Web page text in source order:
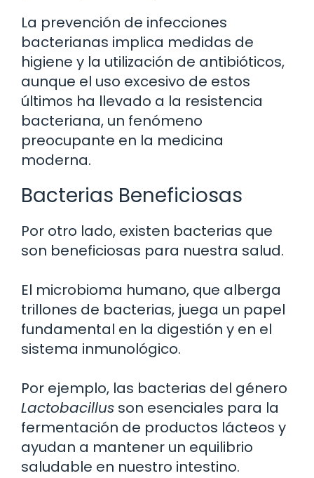
La prevención de infecciones
bacterianas implica medidas de
higiene y la utilización de antibióticos,
aunque el uso excesivo de estos
últimos ha llevado a la resistencia
bacteriana, un fenómeno
preocupante en la medicina
moderna.
Bacterias Beneficiosas
Por otro lado, existen bacterias que
son beneficiosas para nuestra salud.
El microbioma humano, que alberga
trillones de bacterias, juega un papel
fundamental en la digestión y en el
sistema inmunológico.
Por ejemplo, las bacterias del género
Lactobacillus son esenciales para la
fermentación de productos lácteos y
ayudan a mantener un equilibrio
saludable en nuestro intestino.